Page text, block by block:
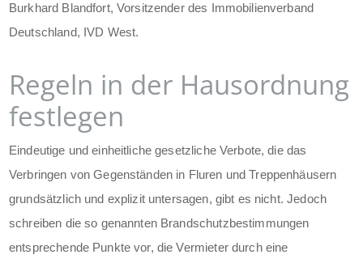
Burkhard Blandfort, Vorsitzender des Immobilienverband
Deutschland, IVD West.
Regeln in der Hausordnung
festlegen
Eindeutige und einheitliche gesetzliche Verbote, die das
Verbringen von Gegenständen in Fluren und Treppenhäusern
grundsätzlich und explizit untersagen, gibt es nicht. Jedoch
schreiben die so genannten Brandschutzbestimmungen
entsprechende Punkte vor, die Vermieter durch eine